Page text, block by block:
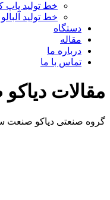
خط تولید پاپ
خط تولید
دستگاه
مقاله
درباره ما
تماس با ما
مقالات
گروه صنعتی دیاکو صنعت